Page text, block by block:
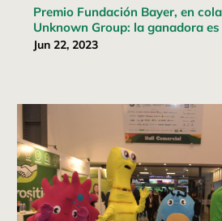
Premio Fundación Bayer, en
Unknown Group: la ganadora
Jun 22, 2023